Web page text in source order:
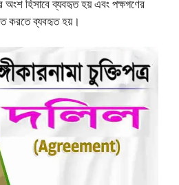
অংশ হিসাবে ব্যবহৃত হয় এবং পক্ষগণের
করতে ব্যবহৃত হয়।